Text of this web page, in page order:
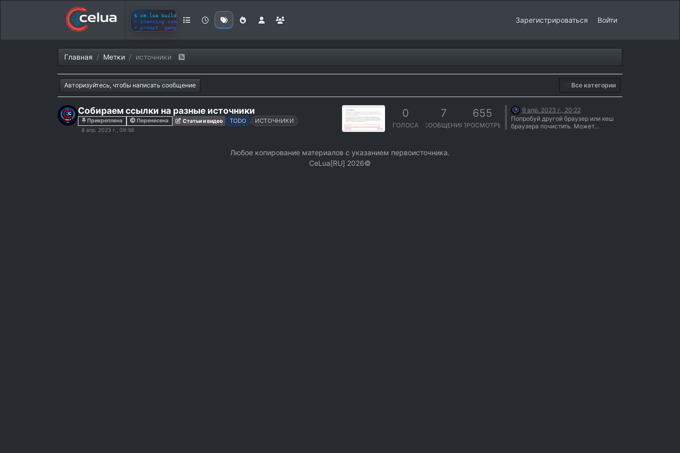
Зарегистрироваться Войти
Главная Метки источники
Авторизуйтесь, чтобы написать сообщение Все категории
Собираем ссылки на разные источники
Прикреплена Перенесена Статьи и видео TODO ИСТОЧНИКИ
8 апр. 2023 г., 09:56
0
ГОЛОСА
7
СООБЩЕНИЯ
655
ПРОСМОТРЫ
9 апр. 2023 г., 20:22
Попробуй другой браузер или кеш
браузера почистить. Может
Любое копирование материалов с указанием первоисточника.
СeLua[RU] 2026©